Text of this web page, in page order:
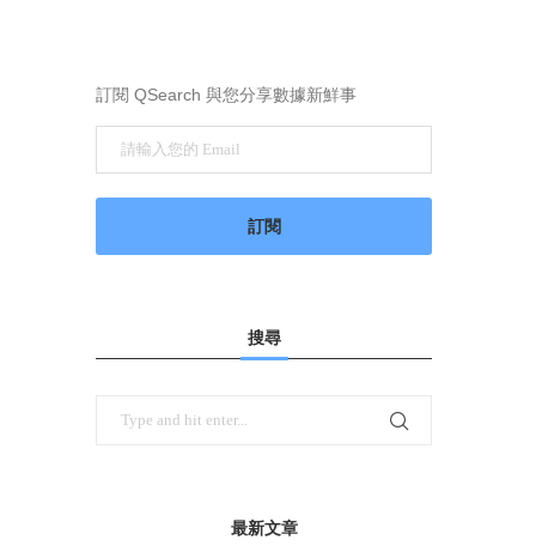
訂閱 QSearch 與您分享數據新鮮事
搜尋
最新文章